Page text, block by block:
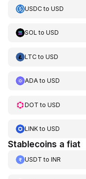
USDCto USD
SOL to USD
LTCto USD
ADAto USD
DOT to USD
LINKto USD
Stablecoins a fiat
USDT to INR